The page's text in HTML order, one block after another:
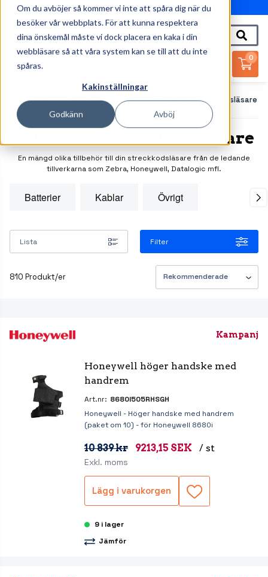
Om du avböjer så kommer vi inte att spåra dig när du
besöker vår webbplats. För att kunna respektera
dina önskemål måste vi dock placera en kaka i din
webbläsare så att våra system kan se till att du inte
spåras.
Kakinställningar
Godkänn Avböj
010-162 61 95
0
Startsida Streckkodsläsare Tillbehör Streckkodsläsare
Tillbehör streckkodsläsare
En mängd olika tillbehör till din streckkodsläsare från de ledande
tillverkarna som Zebra, Honeywell, Datalogic mfl.
Batterier Kablar Övrigt
810 Produkt/er
Lista Filter
Kampanj
Honeywell höger handske med
handrem
Art.nr: 8680I505RHSGH
Honeywell - Höger handske med handrem
(paket om 10) - för Honeywell 8680i
10 839 kr 9213,15 SEK / st
Exkl. moms
Lägg i varukorgen
9 i lager
Jämför